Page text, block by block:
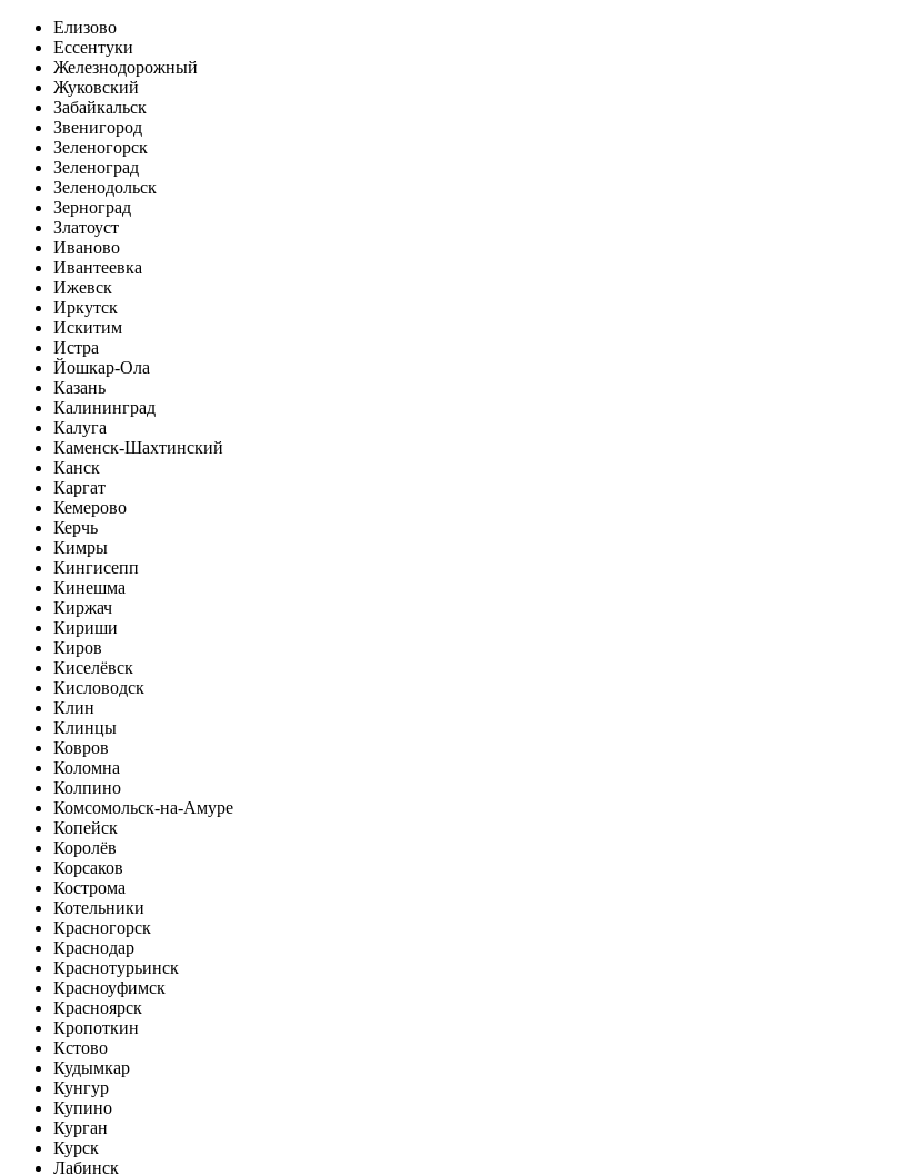
Елизово
Ессентуки
Железнодорожный
Жуковский
Забайкальск
Звенигород
Зеленогорск
Зеленоград
Зеленодольск
Зерноград
Златоуст
Иваново
Ивантеевка
Ижевск
Иркутск
Искитим
Истра
Йошкар-Ола
Казань
Калининград
Калуга
Каменск-Шахтинский
Канск
Каргат
Кемерово
Керчь
Кимры
Кингисепп
Кинешма
Киржач
Кириши
Киров
Киселёвск
Кисловодск
Клин
Клинцы
Ковров
Коломна
Колпино
Комсомольск-на-Амуре
Копейск
Королёв
Корсаков
Кострома
Котельники
Красногорск
Краснодар
Краснотурьинск
Красноуфимск
Красноярск
Кропоткин
Кстово
Кудымкар
Кунгур
Купино
Курган
Курск
Лабинск